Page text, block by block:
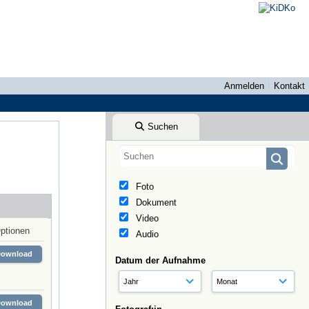
Anmelden Kontakt
Suchen
Foto
Dokument
Video
Audio
Datum der Aufnahme